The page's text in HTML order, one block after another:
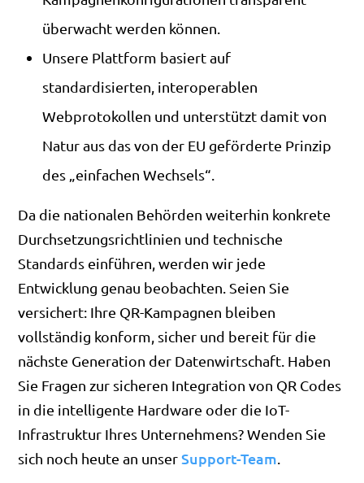
überwacht werden können.
Unsere Plattform basiert auf
standardisierten, interoperablen
Webprotokollen und unterstützt damit von
Natur aus das von der EU geförderte Prinzip
des „einfachen Wechsels“.
Da die nationalen Behörden weiterhin konkrete
Durchsetzungsrichtlinien und technische
Standards einführen, werden wir jede
Entwicklung genau beobachten. Seien Sie
versichert: Ihre QR-Kampagnen bleiben
vollständig konform, sicher und bereit für die
nächste Generation der Datenwirtschaft. Haben
Sie Fragen zur sicheren Integration von QR Codes
in die intelligente Hardware oder die IoT-
Infrastruktur Ihres Unternehmens? Wenden Sie
sich noch heute an unserSupport-Team